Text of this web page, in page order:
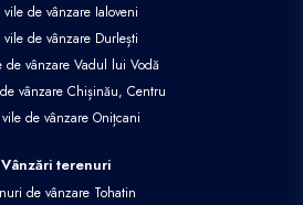
vile de vânzare Ialoveni
vile de vânzare Durlești
de vânzare Vadul lui Vodă
vânzare Chișinău, Centru
de vânzare Onițcani
Vânzări terenuri
de vânzare Tohatin